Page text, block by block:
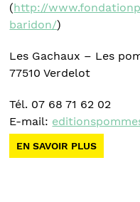
(http://
baridon/)
Les Gachaux – Les
77510 Verdelot
Tél. 07 68 71 62 02
E-mail:
EN SAVOIR PLUS